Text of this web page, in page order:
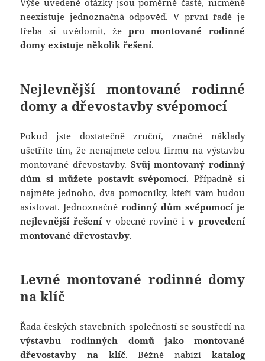
Výše uvedené otázky jsou poměrně časté, nicméně
neexistuje jednoznačná odpověď. V první řadě je
třeba si uvědomit, žepro montované rodinné
domy existuje několik řešení.
Nejlevnější montované rodinné
domy a dřevostavby svépomocí
Pokud jste dostatečně zruční, značné náklady
ušetříte tím, že nenajmete celou firmu na výstavbu
montované dřevostavby. Svůj montovaný rodinný
dům si můžete postavit svépomocí. Případně si
najměte jednoho, dva pomocníky, kteří vám budou
asistovat. Jednoznačněrodinný dům svépomocí je
nejlevnější řešení v obecné rovině i v provedení
montované dřevostavby.
Levné montované rodinné domy
na klíč
Řada českých stavebních společností se soustředí na
výstavbu rodinných domů jako montované
dřevostavby na klíč. Běžně nabízí katalog